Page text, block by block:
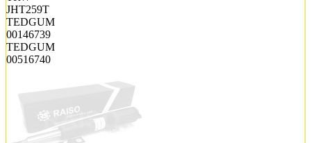
JHT259T
TEDGUM
00146739
TEDGUM
00516740